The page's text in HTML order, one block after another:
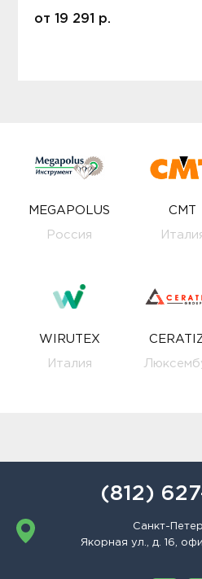
от 19 291 р.
MEGAPOLUS
Россия
CMT
WIRUTEX
Италия
(812)
Санкт-
Якорная ул., д. 16,